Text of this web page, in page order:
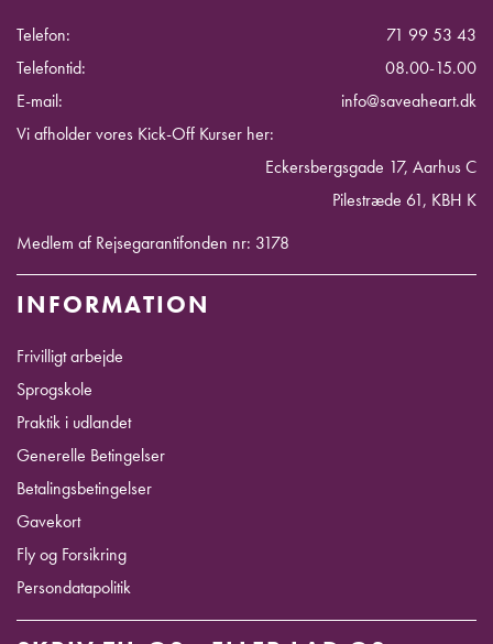
Telefon:
71 99 53 43
Telefontid:
08.00-15.00
E-mail:
info@saveaheart.dk
Vi afholder vores Kick-Off Kurser her:
Eckersbergsgade 17, Aarhus C
Pilestræde 61, KBH K
Medlem af Rejsegarantifonden nr: 3178
INFORMATION
Frivilligt arbejde
Sprogskole
Praktik i udlandet
Generelle Betingelser
Betalingsbetingelser
Gavekort
Fly og Forsikring
Persondatapolitik